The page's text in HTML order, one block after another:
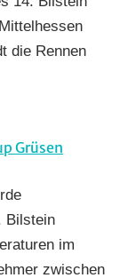
Salzbödetal
TGV
Schotten
die Rennen
Bilstein
im
zwischen